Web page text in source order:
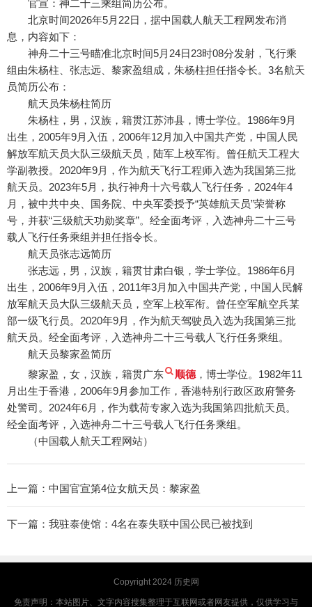
官宣：神二十三乘组简历公布。
北京时间2026年5月22日，据中国载人航天工程网发布消
息，内容如下：
神舟二十三号瞄准北京时间5月24日23时08分发射，飞行乘
组由朱杨柱、张志远、黎家盈组成，朱杨柱担任指令长。3名航天
员简历公布：
航天员朱杨柱简历
朱杨柱，男，汉族，籍贯江苏沛县，博士学位。1986年9月
出生，2005年9月入伍，2006年12月加入中国共产党，中国人民
解放军航天员大队三级航天员，陆军上校军衔。曾任航天工程大
学副教授。2020年9月，作为航天飞行工程师入选为我国第三批
航天员。2023年5月，执行神舟十六号载人飞行任务，2024年4
月，被中共中央、国务院、中央军委授予“英雄航天员”荣誉称
号，并获“三级航天功勋奖章”。经全面考评，入选神舟二十三号
载人飞行任务乘组并担任指令长。
航天员张志远简历
张志远，男，汉族，籍贯甘肃白银，学士学位。1986年6月
出生，2006年9月入伍，2011年3月加入中国共产党，中国人民解
放军航天员大队三级航天员，空军上校军衔。曾任空军航空兵某
部一级飞行员。2020年9月，作为航天驾驶员入选为我国第三批
航天员。经全面考评，入选神舟二十三号载人飞行任务乘组。
航天员黎家盈简历
黎家盈，女，汉族，籍贯广东
顺德 ，博士学位。1982年11
月出生于香港，2006年9月参加工作，香港特别行政区政府警务
处警司。2024年6月，作为载荷专家入选为我国第四批航天员。
经全面考评，入选神舟二十三号载人飞行任务乘组。
（中国载人航天工程网站）
上一篇： 中国官宣第4位女航天员：黎家盈
下一篇： 我驻泰使馆：4名在泰失联中国公民已被找到
Copyright 2024 历史网
免责声明：本站图片、文字内容搜集整理于互联网或者网友提供，仅供学习与